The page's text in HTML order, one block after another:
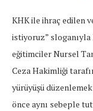
KHK ile ihraç edilen
istiyoruz” sloganıyla
eğitimciler Nursel
Ceza Hakimliği
yürüyüşü
önce aynı sebeple